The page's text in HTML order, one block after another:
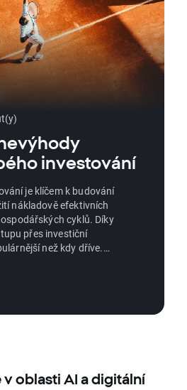
investování
je klíčem k budování
nákladově efektivních
cyklů. Díky
přes investiční
než kdy dříve.
úskalí
v oblasti AI a digitální